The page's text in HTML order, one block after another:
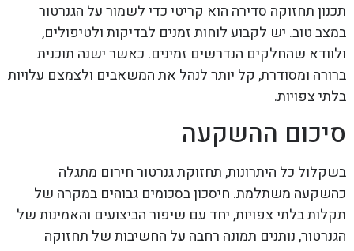
תכנון תחזוקה סדירה הוא קריטי כדי לשמור על הגנרטור
במצב טוב. יש לקבוע לוחות זמנים לבדיקות ולטיפולים,
ולוודא שהחלקים הנדרשים זמינים. כאשר ישנה תוכנית
ברורה ומסודרת, קל יותר לנהל את המשאבים ולצמצם עלויות
בלתי צפויות.
סיכום ההשקעה
בשקלול כל היתרונות, תחזוקת גנרטור חירום מתגלה
כהשקעה משתלמת. חיסכון בסכומים גבוהים במקרה של
תקלות בלתי צפויות, יחד עם שיפור הביצועים והאמינות של
הגנרטור, נותנים תמונה רחבה על החשיבות של תחזוקה